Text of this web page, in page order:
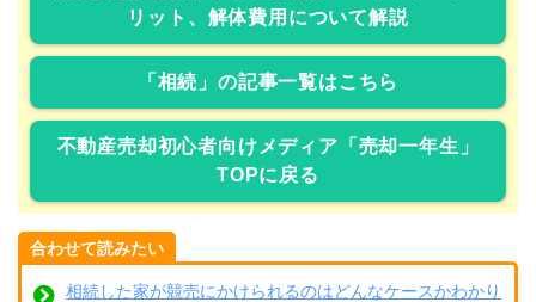
リット、解体費用について解説
「相続」の記事一覧はこちら
不動産売却初心者向けメディア「売却一年生」
TOPに戻る
合わせて読みたい
相続した家が競売にかけられるのはどんなケースかわかり